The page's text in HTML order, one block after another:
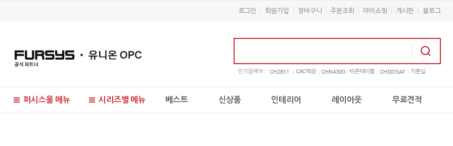
로그인 회원가입 장바구니 주문조회 마이쇼핑 게시판 블로그
인기검색어 : CH2811 CAC책장 CHN4300 비콘테이블 CH0015AF 키분실
퍼시스몰 메뉴 시리즈별 메뉴 베스트 신상품 인테리어 레이아웃 무료견적